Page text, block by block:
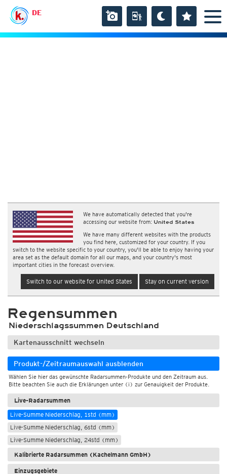
DE
We have automatically detected that you're
accessing our website from: United States
We have many different websites with the products
you find here, customized for your country. If you
switch to the website specific to your country, you'll be able to enjoy having your
area set as the default domain for all our maps, and your country's most
important cities in the forecast overview.
Switch to our website for United States Stay on current version
Regensummen
Niederschlagssummen Deutschland
Kartenausschnitt wechseln
Produkt-/Zeitraumauswahl ausblenden
Wählen Sie hier das gewünschte Radarsummen-Produkte und den Zeitraum aus.
Bitte beachten Sie auch die Erklärungen unter (i) zur Genauigkeit der Produkte.
Live-Radarsummen
Live-Summe Niederschlag, 1std (mm)
Live-Summe Niederschlag, 6std (mm)
Live-Summe Niederschlag, 24std (mm)
Kalibrierte Radarsummen (Kachelmann GmbH)
Einzugsgebiete